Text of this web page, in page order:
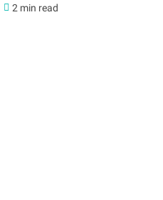
2 min read